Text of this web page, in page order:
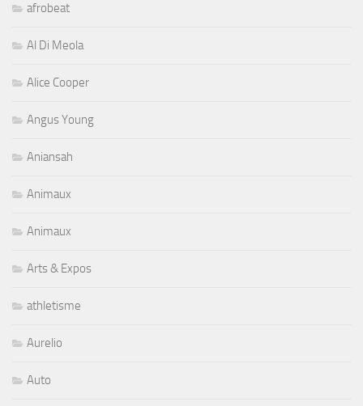
afrobeat
Al Di Meola
Alice Cooper
Angus Young
Aniansah
Animaux
Animaux
Arts & Expos
athletisme
Aurelio
Auto